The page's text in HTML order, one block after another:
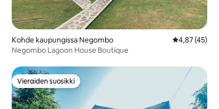
Kohde kaupungissa Negombo
4,87 (45)
Negombo Lagoon House Boutique
Vieraiden suosikki
Vieraiden suosikki